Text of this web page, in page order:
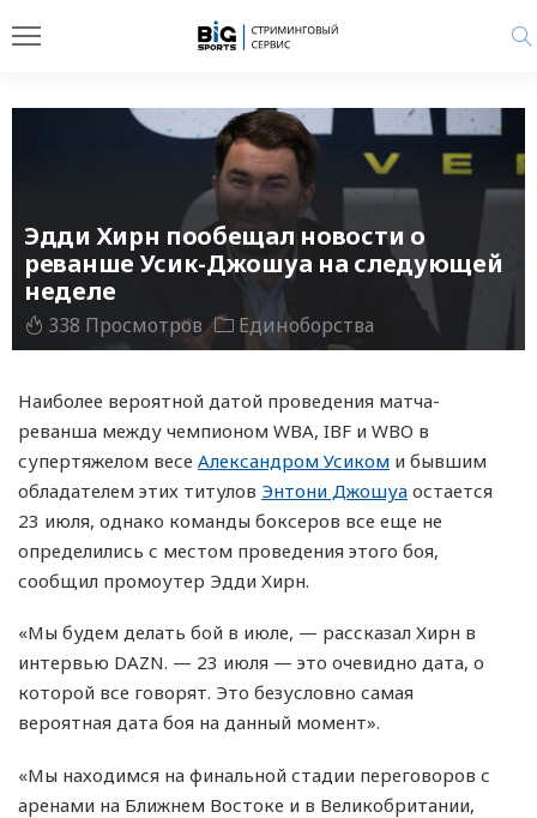
Эдди Хирн пообещал новости о
реванше Усик-Джошуа на следующей
неделе
338 Просмотров Единоборства
Наиболее вероятной датой проведения матча-
реванша между чемпионом WBA, IBF и WBO в
супертяжелом весе Александром Усиком и бывшим
обладателем этих титулов Энтони Джошуа остается
23 июля, однако команды боксеров все еще не
определились с местом проведения этого боя,
сообщил промоутер Эдди Хирн.
«Мы будем делать бой в июле, — рассказал Хирн в
интервью DAZN. — 23 июля — это очевидно дата, о
которой все говорят. Это безусловно самая
вероятная дата боя на данный момент».
«Мы находимся на финальной стадии переговоров с
аренами на Ближнем Востоке и в Великобритании,